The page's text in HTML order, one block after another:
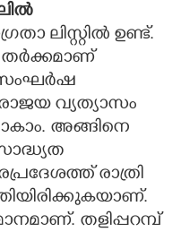
ലിസ്റ്റിൽ ഉണ്ട്.
തർക്കമാണ്
സംഘർഷ
വ്യത്യാസം
അങ്ങിനെ
രാത്രി
തളിപ്പറമ്പ്